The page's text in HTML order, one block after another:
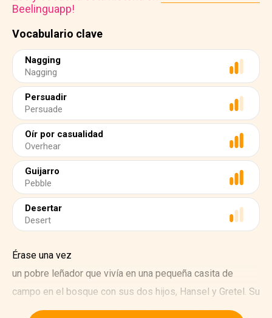
Vocabulario clave
Nagging
Nagging
Persuadir
Persuade
Oír por casualidad
Overhear
Guijarro
Pebble
Desertar
Desert
Beelinguapp!
Érase una vez
un pobre leñador que vivía en una pequeña casita de
campo en el bosque con sus dos hijos, Hansel y Gretel. Su
segunda esposa a menudo trataba muy mal a los niños y